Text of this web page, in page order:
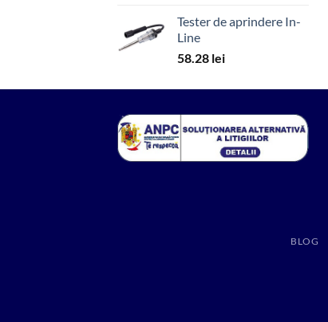
Tester de aprindere In-
Line
58.28 lei
BLOG